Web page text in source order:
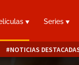
Series
NOTICIAS